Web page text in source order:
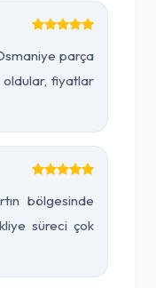
parça
oldular, fiyatlar
bölgesinde
süreci çok